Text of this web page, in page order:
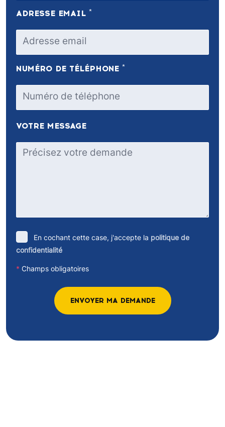
ADRESSE EMAIL *
NUMÉRO DE TÉLÉPHONE *
VOTRE MESSAGE
En cochant cette case, j'accepte la politique de
confidentialité
* Champs obligatoires